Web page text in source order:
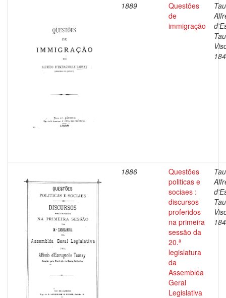
1889
Questões
de
immigração
1886
Questões
politicas e
sociaes :
discursos
proferidos
na primeira
sessão da
20.ª
legislatura
da
Assembléa
Geral
Legislativa